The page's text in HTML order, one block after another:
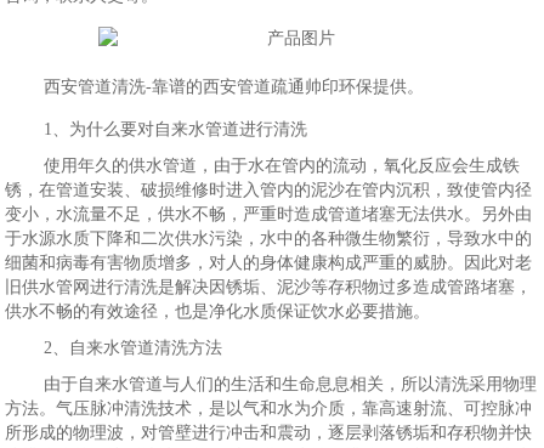
西安管道清洗-靠谱的西安管道疏通帅印环保提供。
1、为什么要对自来水管道进行清洗
使用年久的供水管道，由于水在管内的流动，氧化反应会生成铁
锈，在管道安装、破损维修时进入管内的泥沙在管内沉积，致使管内径
变小，水流量不足，供水不畅，严重时造成管道堵塞无法供水。另外由
于水源水质下降和二次供水污染，水中的各种微生物繁衍，导致水中的
细菌和病毒有害物质增多，对人的身体健康构成严重的威胁。因此对老
旧供水管网进行清洗是解决因锈垢、泥沙等存积物过多造成管路堵塞，
供水不畅的有效途径，也是净化水质保证饮水必要措施。
2、自来水管道清洗方法
由于自来水管道与人们的生活和生命息息相关，所以清洗采用物理
方法。气压脉冲清洗技术，是以气和水为介质，靠高速射流、可控脉冲
所形成的物理波，对管壁进行冲击和震动，逐层剥落锈垢和存积物并快